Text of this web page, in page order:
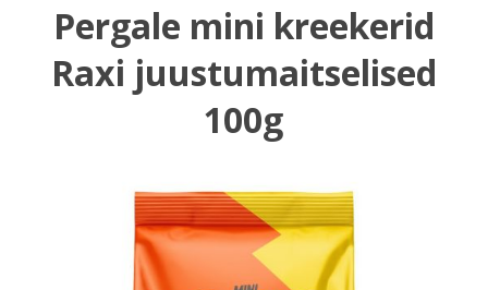
Pergale mini kreekerid
Raxi juustumaitselised
100g